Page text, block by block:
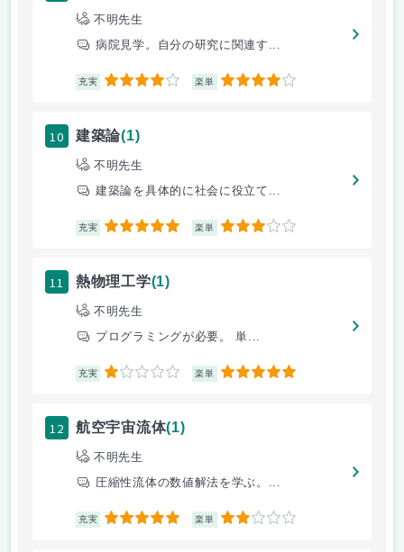
不明先生
病院見学。自分の研究に関連す...
充実 4 楽単 4
10 建築論(1)
不明先生
建築論を具体的に社会に役立て...
充実 5 楽単 3
11 熱物理工学(1)
不明先生
プログラミングが必要。 単...
充実 1 楽単 5
12 航空宇宙流体(1)
不明先生
圧縮性流体の数値解法を学ぶ。...
充実 5 楽単 2